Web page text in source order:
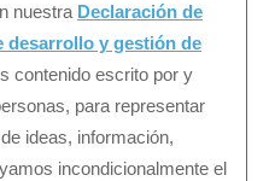
nuestra Declaración de
desarrollo y gestión de
contenido escrito por y
para representar
ideas, información,
incondicionalmente el